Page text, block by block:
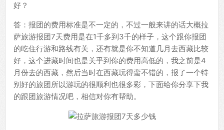
好？
答：报团的费用标准是不一定的，不过一般来讲的话大概拉
萨旅游报团7天费用是在1千多到3千的样子，这个跟你报团
的吃住行游和路线有关，还有就是你不知道几月去西藏比较
好，这个进藏时间也是关乎到你的费用高低的，我之前是4
月份去的西藏，然后当时在西藏玩得蛮不错的，报了一个特
别好的旅团所以游玩的很顺利也很多彩，下面给你分享下我
的跟团旅游情况吧，相信对你有帮助。